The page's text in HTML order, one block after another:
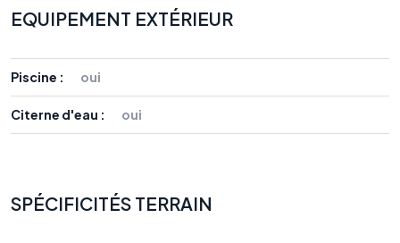
EQUIPEMENT EXTÉRIEUR
Piscine : oui
Citerne d'eau : oui
SPÉCIFICITÉS TERRAIN